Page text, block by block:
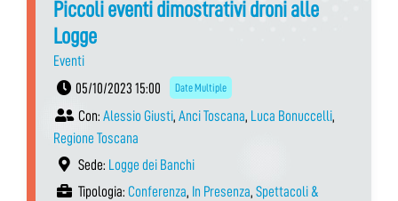
Piccoli eventi dimostrativi droni alle
Logge
Eventi
05/10/2023 15:00
Date Multiple
Con: Alessio Giusti, Anci Toscana, Luca Bonuccelli,
Regione Toscana
Sede: Logge dei Banchi
Tipologia: Conferenza, In Presenza, Spettacoli &